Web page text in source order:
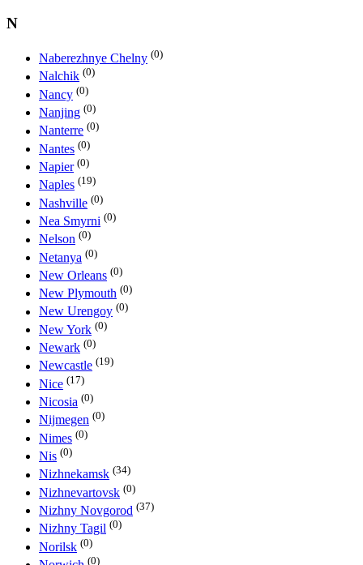
N
Naberezhnye Chelny (0)
Nalchik (0)
Nancy (0)
Nanjing (0)
Nanterre (0)
Nantes (0)
Napier (0)
Naples (19)
Nashville (0)
Nea Smyrni (0)
Nelson (0)
Netanya (0)
New Orleans (0)
New Plymouth (0)
New Urengoy (0)
New York (0)
Newark (0)
Newcastle (19)
Nice (17)
Nicosia (0)
Nijmegen (0)
Nimes (0)
Nis (0)
Nizhnekamsk (34)
Nizhnevartovsk (0)
Nizhny Novgorod (37)
Nizhny Tagil (0)
Norilsk (0)
(0)